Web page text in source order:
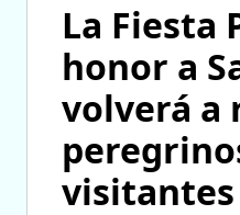
La Fiesta
honor a
volverá a
visitantes